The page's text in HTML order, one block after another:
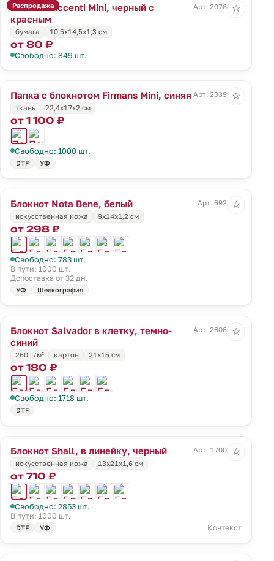
Распродажа
Блокнот Accenti Mini, черный с
красным
Арт. 20768.35
бумага 10,5х14,5х1,3 см
от 80 ₽
Свободно: 849 шт.
☆
Папка с блокнотом Firmans Mini, синяя Арт. 23392.40
ткань
22,4х17х2 см
от 1 100 ₽
Свободно: 1000 шт.
DTF УФ
☆
Блокнот Nota Bene, белый
Арт. 6925.60
искусственная кожа
9x14х1,2 см
от 298 ₽
Свободно: 783 шт.
В пути: 1000 шт.
Допоставка от 32 дн.
УФ Шелкография
☆
Блокнот Salvador в клетку, темно-
синий
Арт. 26068.44
260 г/м² картон 21x15 см
от 180 ₽
Свободно: 1718 шт.
DTF
☆
Блокнот Shall, в линейку, черный
Арт. 17009.03
искусственная кожа
13х21х1,6 см
от 710 ₽
Свободно: 2853 шт.
В пути: 1000 шт.
DTF УФ Контекст
☆